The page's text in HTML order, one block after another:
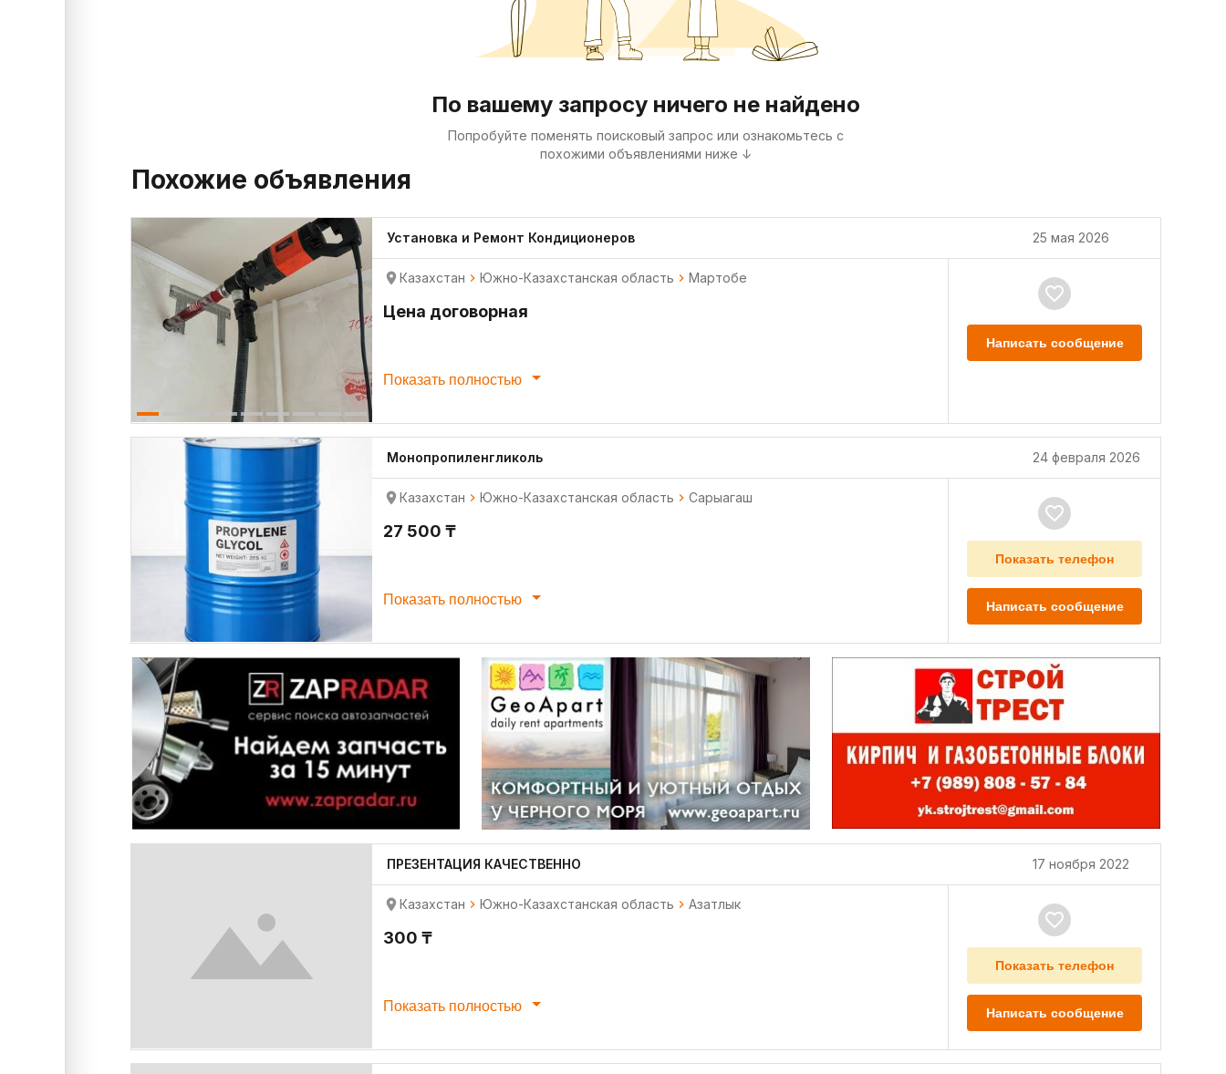
По вашему запросу ничего не найдено
Попробуйте поменять поисковый запрос или ознакомьтесь с
похожими объявлениями ниже ↓
Похожие объявления
Установка и Ремонт Кондиционеров 25 мая 2026
Казахстан Южно-Казахстанская область Мартобе
Цена договорная
Показать полностью
Написать сообщение
Монопропиленгликоль 24 февраля 2026
Казахстан Южно-Казахстанская область Сарыагаш
27 500 ₸
Показать полностью
Показать телефон
Написать сообщение
ПРЕЗЕНТАЦИЯ КАЧЕСТВЕННО 17 ноября 2022
Казахстан Южно-Казахстанская область Азатлык
300 ₸
Показать полностью
Показать телефон
Написать сообщение